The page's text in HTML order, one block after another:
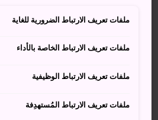
كما يقع
يوزاوا على طريق كانيتسو السريع.
معلومات عن منتجع
ملفات تعريف الارتباط الضرورية للغاية
ملفات تعريف الارتباط الخاصة بالأداء
ملفات تعريف الارتباط الوظيفية
ملفات تعريف الارتباط المُستهدِفة